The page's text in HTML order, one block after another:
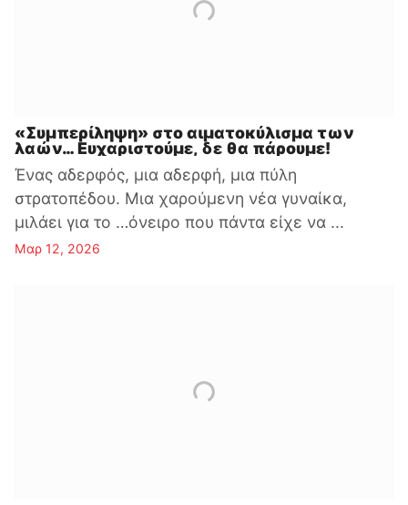
«Συμπερίληψη» στο αιματοκύλισμα των
λαών… Ευχαριστούμε, δε θα πάρουμε!
Ένας αδερφός, μια αδερφή, μια πύλη
στρατοπέδου. Μια χαρούμενη νέα γυναίκα,
μιλάει για το …όνειρο που πάντα είχε να ...
Μαρ 12, 2026